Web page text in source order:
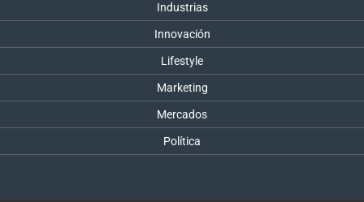
Industrias
Innovación
Lifestyle
Marketing
Mercados
Política